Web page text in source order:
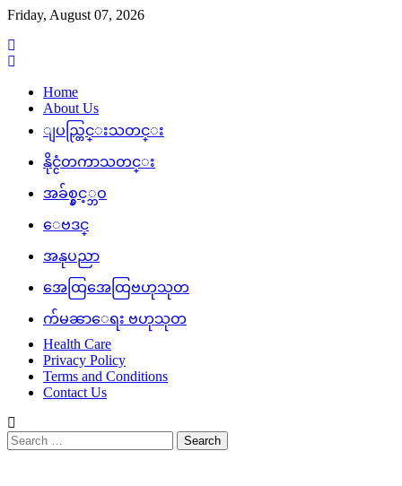
Skip
content
Friday, August 07, 2026
Home
About Us
ျပည္တြင္းသတင္း
နိုင္ငံတကာသတင္း
အခ်စ္နွင့္ဘဝ
ေဗဒင္
အနုပညာ
အေထြအေထြဗဟုသုတ
က်မၼာေရး ဗဟုသုတ
Health Care
Privacy Policy
Terms and Conditions
Contact Us
Search
for: